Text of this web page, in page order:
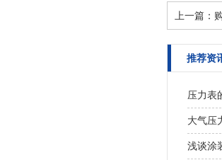
上一篇：
推荐资
压力表
大气压
浅谈涂